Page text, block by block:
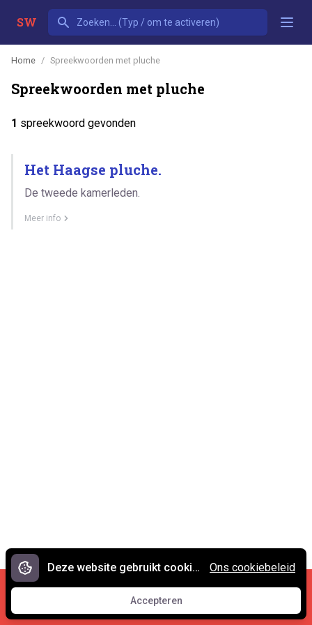
SW
Home Spreekwoorden met pluche
Spreekwoorden met pluche
1 spreekwoord gevonden
Het Haagse pluche.
De tweede kamerleden.
Meer info
Cookies en privacy •
Contact
© 2007 - 2026 Spreekwoorden.nl
Deze website gebruikt cookies.
Accepteren
Accepteren
Ons cookiebeleid